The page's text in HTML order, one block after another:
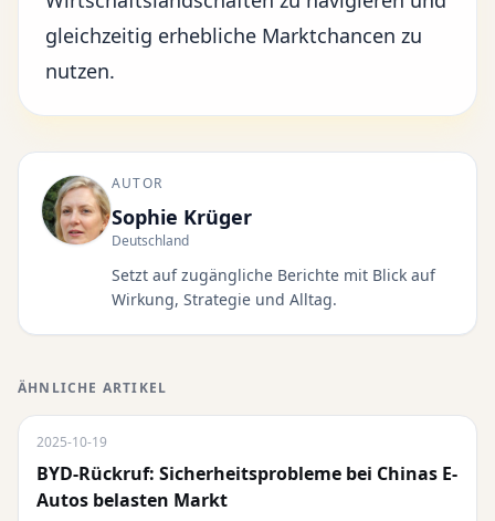
gleichzeitig erhebliche Marktchancen zu
nutzen.
AUTOR
Sophie Krüger
Deutschland
Setzt auf zugängliche Berichte mit Blick auf
Wirkung, Strategie und Alltag.
ÄHNLICHE ARTIKEL
2025-10-19
BYD-Rückruf: Sicherheitsprobleme bei Chinas E-
Autos belasten Markt